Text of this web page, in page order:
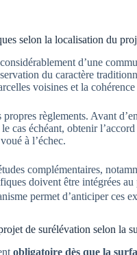
selon la localisation du
d’une
du caractère
voisines et la
règlements. Avant
cas échéant, obtenir
à l’échec.
complémentaires,
doivent être intégrées
permet d’anticiper ces
de surélévation selon la
obligatoire dès que la